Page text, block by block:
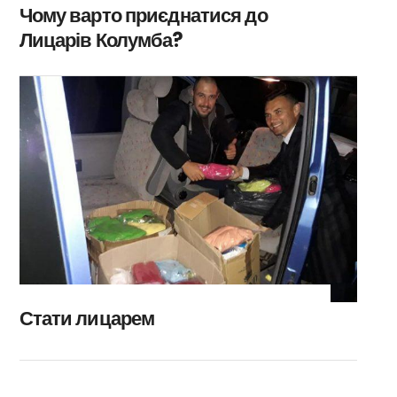
Чому варто приєднатися до
Лицарів Колумба?
Стати лицарем